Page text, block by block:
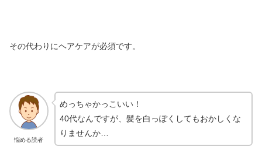
その代わりにヘアケアが必須です。
悩める読者
めっちゃかっこいい！
40代なんですが、髪を白っぽくしてもおかしくな
りませんか…